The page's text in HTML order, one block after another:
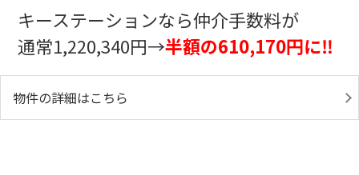
キーステーションなら仲介手数料が
通常1,220,340円→半額の610,170円に‼
物件の詳細はこちら